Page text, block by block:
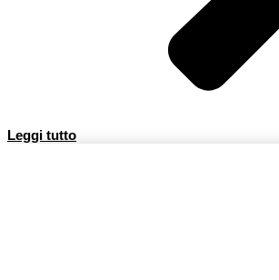
Leggi tutto